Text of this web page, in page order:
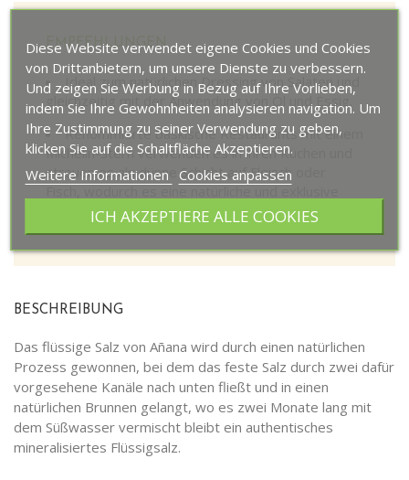
EMPFEHLUNGEN
Ideal zum natürlichen Dressing von Salaten und
gleichzeitig mit der Anwendung von Öl und Essig.
Renommierte baskische Restaurants mit einem
Michelin-Stern verwenden es in ihren Küchen und
streuen es als dünne Schicht auf Fleisch oder
Fisch, wodurch es eine natürliche und exklusive
Essenz erhält.
BESCHREIBUNG
Das flüssige Salz von Añana wird durch einen natürlichen
Prozess gewonnen, bei dem das feste Salz durch zwei dafür
vorgesehene Kanäle nach unten fließt und in einen
natürlichen Brunnen gelangt, wo es zwei Monate lang mit
dem Süßwasser vermischt bleibt ein authentisches
mineralisiertes Flüssigsalz.
Diese Website verwendet eigene Cookies und Cookies
von Drittanbietern, um unsere Dienste zu verbessern.
Und zeigen Sie Werbung in Bezug auf Ihre Vorlieben,
indem Sie Ihre Gewohnheiten analysieren navigation. Um
Ihre Zustimmung zu seiner Verwendung zu geben,
klicken Sie auf die Schaltfläche Akzeptieren.
Weitere Informationen
Cookies anpassen
ICH AKZEPTIERE ALLE COOKIES